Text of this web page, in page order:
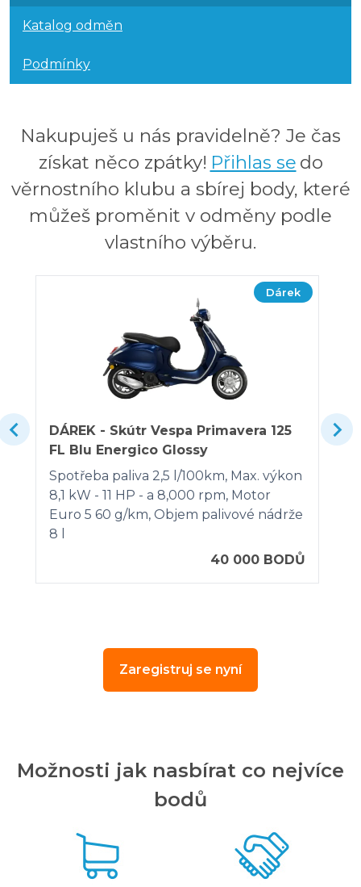
Katalog odměn
Podmínky
Nakupuješ u nás pravidelně? Je čas
získat něco zpátky! Přihlas se do
věrnostního klubu a sbírej body, které
můžeš proměnit v odměny podle
vlastního výběru.
Dárek
DÁREK - Skútr Vespa Primavera 125
FL Blu Energico Glossy
Spotřeba paliva 2,5 l/100km, Max. výkon
8,1 kW - 11 HP - a 8,000 rpm, Motor
Euro 5 60 g/km, Objem palivové nádrže
8 l
40 000 BODŮ
Zaregistruj se nyní
Možnosti jak nasbírat co nejvíce
bodů